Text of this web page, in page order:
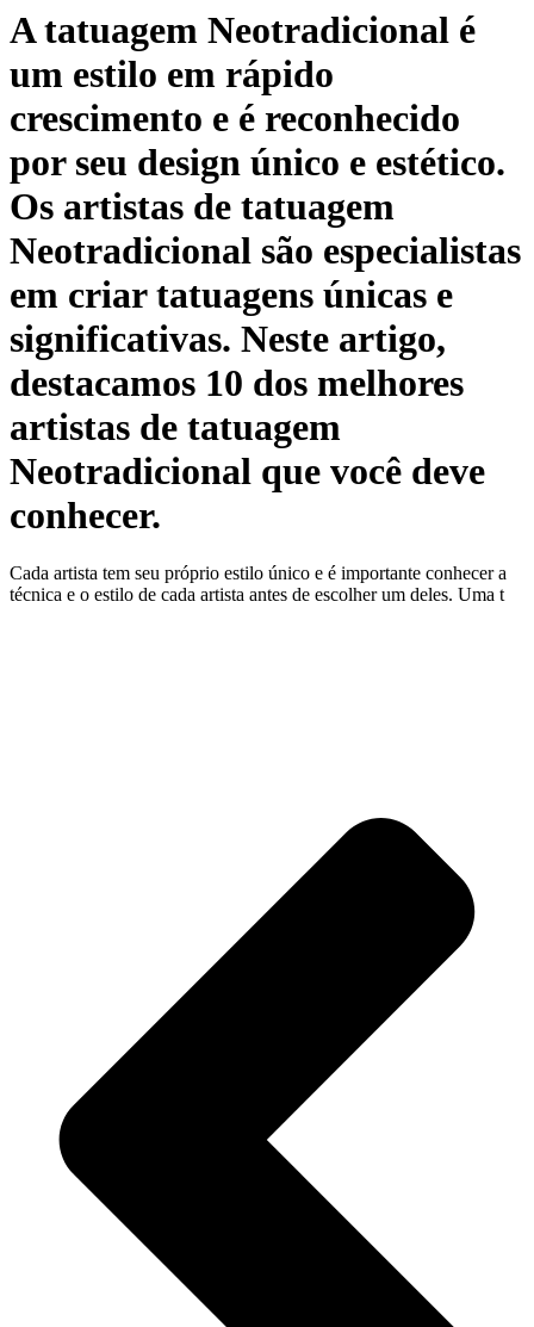
A tatuagem Neotradicional é
um estilo em rápido
crescimento e é reconhecido
por seu design único e estético.
Os artistas de tatuagem
Neotradicional são especialistas
em criar tatuagens únicas e
significativas. Neste artigo,
destacamos 10 dos melhores
artistas de tatuagem
Neotradicional que você deve
conhecer.
Cada artista tem seu próprio estilo único e é importante conhecer a
técnica e o estilo de cada artista antes de escolher um deles. Uma t